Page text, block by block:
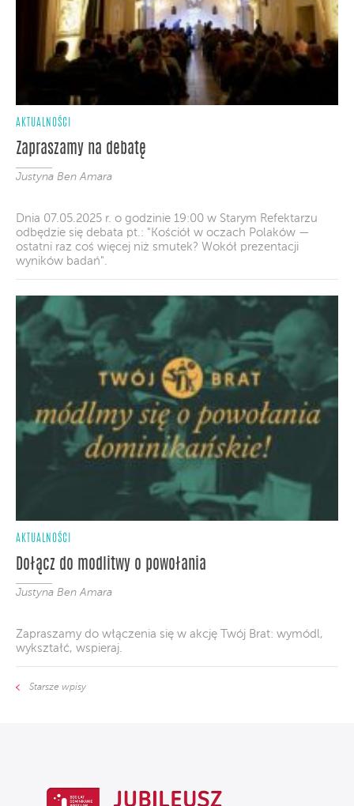
AKTUALNOŚCI
Zapraszamy na debatę
Justyna Ben Amara
Dnia 07.05.2025 r. o godzinie 19:00 w Starym Refektarzu
odbędzie się debata pt.: "Kościół w oczach Polaków —
ostatni raz coś więcej niż smutek? Wokół prezentacji
wyników badań".
AKTUALNOŚCI
Dołącz do modlitwy o powołania
Justyna Ben Amara
Zapraszamy do włączenia się w akcję Twój Brat: wymódl,
wykształć, wspieraj.
Starsze wpisy